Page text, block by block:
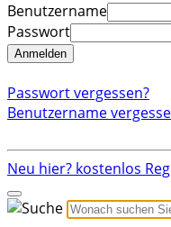
Benutzername
Passwort
Anmelden
Passwort vergessen?
Benutzername
Neu hier? kostenlos